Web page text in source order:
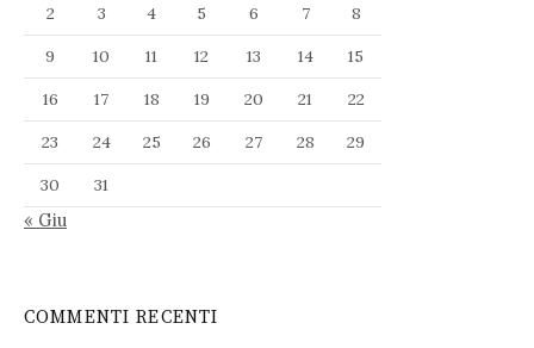
2
3 4 5 6 7
8
9
10 11 12 13 14
15
16
17 18 19 20 21
22
23
24 25 26 27 28
29
30
31
« Giu
COMMENTI RECENTI